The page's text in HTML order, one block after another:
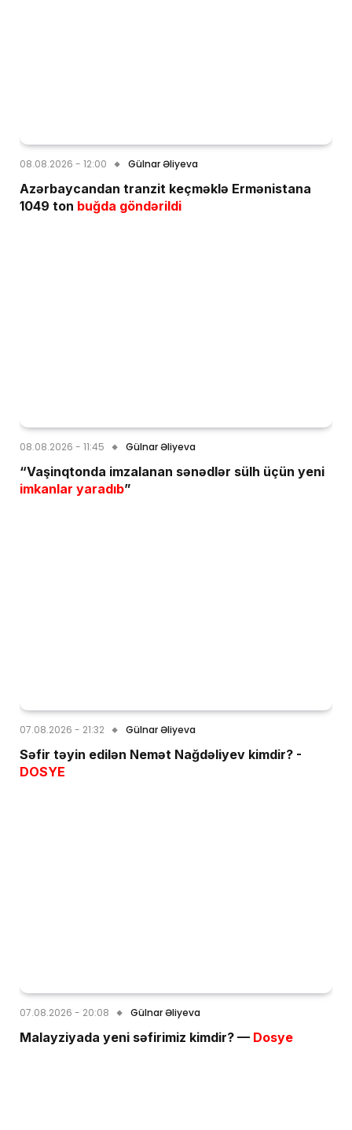
08.08.2026 - 12:00 Gülnar Əliyeva
Azərbaycandan tranzit keçməklə Ermənistana
1049 ton buğda göndərildi
08.08.2026 - 11:45 Gülnar Əliyeva
“Vaşinqtonda imzalanan sənədlər sülh üçün yeni
imkanlar yaradıb”
07.08.2026 - 21:32 Gülnar Əliyeva
Səfir təyin edilən Nemət Nağdəliyev kimdir? -
DOSYE
07.08.2026 - 20:08 Gülnar Əliyeva
Malayziyada yeni səfirimiz kimdir? — Dosye